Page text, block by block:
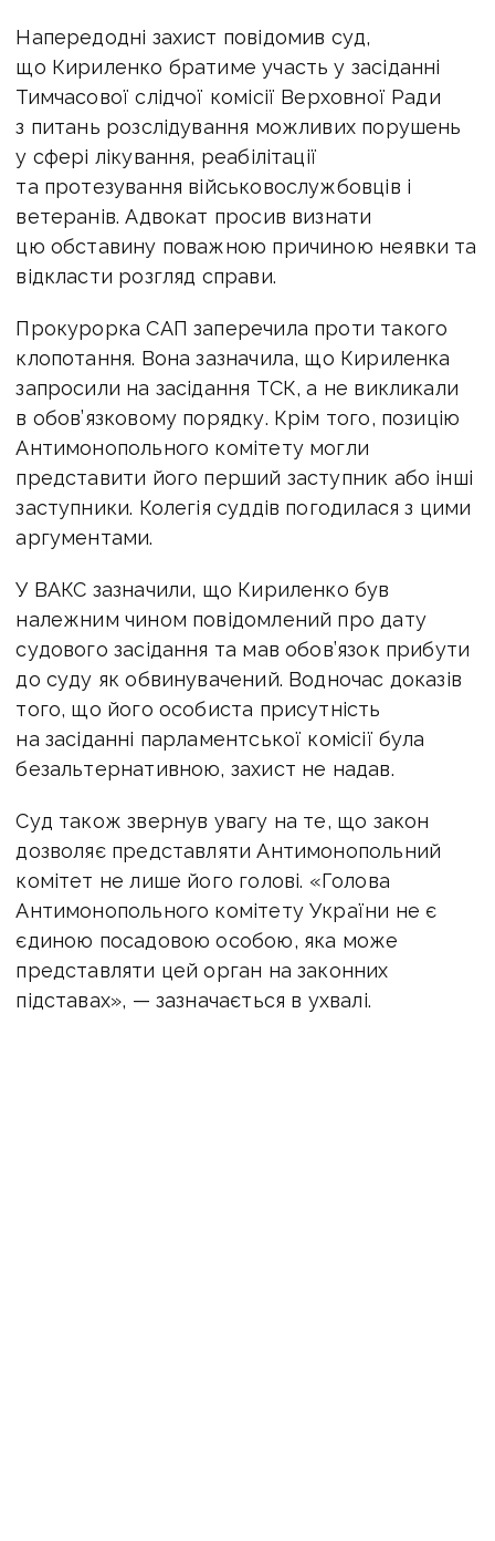
Напередодні захист повідомив суд,
що Кириленко братиме участь у засіданні
Тимчасової слідчої комісії Верховної Ради
з питань розслідування можливих порушень
у сфері лікування, реабілітації
та протезування військовослужбовців і
ветеранів. Адвокат просив визнати
цю обставину поважною причиною неявки та
відкласти розгляд справи.
Прокурорка САП заперечила проти такого
клопотання. Вона зазначила, що Кириленка
запросили на засідання ТСК, а не викликали
в обов’язковому порядку. Крім того, позицію
Антимонопольного комітету могли
представити його перший заступник або інші
заступники. Колегія суддів погодилася з цими
аргументами.
У ВАКС зазначили, що Кириленко був
належним чином повідомлений про дату
судового засідання та мав обов’язок прибути
до суду як обвинувачений. Водночас доказів
того, що його особиста присутність
на засіданні парламентської комісії була
безальтернативною, захист не надав.
Суд також звернув увагу на те, що закон
дозволяє представляти Антимонопольний
комітет не лише його голові. «Голова
Антимонопольного комітету України не є
єдиною посадовою особою, яка може
представляти цей орган на законних
підставах», — зазначається в ухвалі.